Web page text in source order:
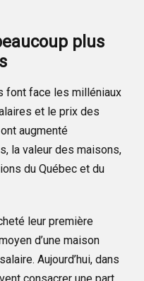
plus
font face les milléniaux
et le prix des
augmenté
la valeur des maisons,
du Québec et du
leur première
d’une maison
Aujourd’hui, dans